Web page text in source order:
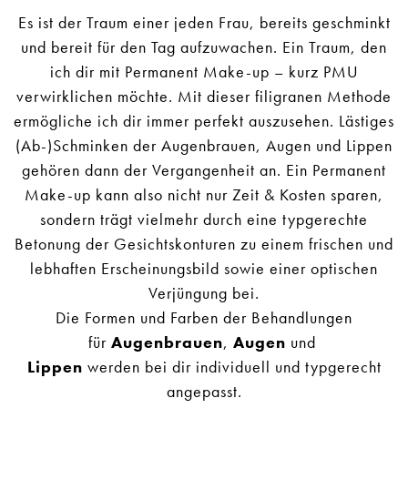
Es ist der Traum einer jeden Frau, bereits geschminkt
und bereit für den Tag aufzuwachen. Ein Traum, den
ich dir mit Permanent Make-up – kurz PMU
verwirklichen möchte. Mit dieser filigranen Methode
ermögliche ich dir immer perfekt auszusehen. Lästiges
(Ab-)Schminken der Augenbrauen, Augen und Lippen
gehören dann der Vergangenheit an. Ein Permanent
Make-up kann also nicht nur Zeit & Kosten sparen,
sondern trägt vielmehr durch eine typgerechte
Betonung der Gesichtskonturen zu einem frischen und
lebhaften Erscheinungsbild sowie einer optischen
Verjüngung bei.
Die Formen und Farben der Behandlungen
für Augenbrauen, Augen und
Lippen werden bei dir individuell und typgerecht
angepasst.